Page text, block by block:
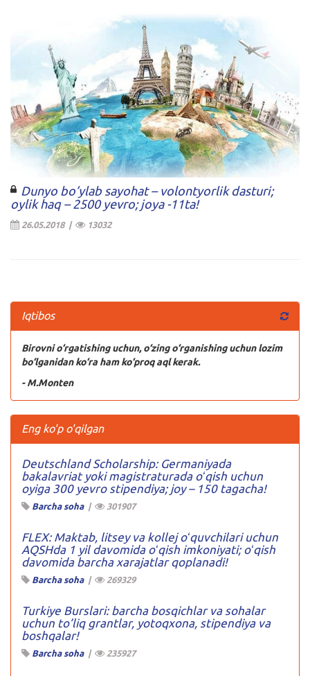
Dunyo bo’ylab sayohat – volontyorlik dasturi;
oylik haq – 2500 yevro; joya -11ta!
26.05.2018 | 13032
Iqtibos
Birovni o‘rgatishing uchun, o‘zing o‘rganishing uchun lozim
bo‘lganidan ko‘ra ham ko‘proq aql kerak.
- M.Monten
Eng ko'p o'qilgan
Deutschland Scholarship: Germaniyada
bakalavriat yoki magistraturada oʻqish uchun
oyiga 300 yevro stipendiya; joy – 150 tagacha!
Barcha soha| 301907
FLEX: Maktab, litsey va kollej oʻquvchilari uchun
AQSHda 1 yil davomida oʻqish imkoniyati; oʻqish
davomida barcha xarajatlar qoplanadi!
Barcha soha| 269329
Turkiye Burslari: barcha bosqichlar va sohalar
uchun to’liq grantlar, yotoqxona, stipendiya va
boshqalar!
Barcha soha| 235927